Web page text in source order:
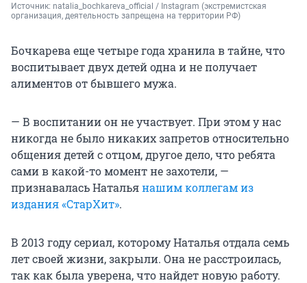
Источник: natalia_bochkareva_official / Instagram (экстремистская
организация, деятельность запрещена на территории РФ)
Бочкарева еще четыре года хранила в тайне, что
воспитывает двух детей одна и не получает
алиментов от бывшего мужа.
— В воспитании он не участвует. При этом у нас
никогда не было никаких запретов относительно
общения детей с отцом, другое дело, что ребята
сами в какой-то момент не захотели, —
признавалась Натальянашим коллегам из
издания «СтарХит».
В 2013 году сериал, которому Наталья отдала семь
лет своей жизни, закрыли. Она не расстроилась,
так как была уверена, что найдет новую работу.